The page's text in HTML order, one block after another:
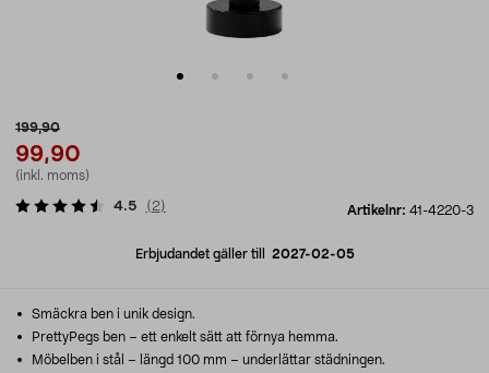
199,90
99,90
(inkl. moms)
Artikelnr: 41-4220-3
4.5 ( 2)
Erbjudandet gäller till 2027-02-05
Smäckra ben i unik design.
PrettyPegs ben – ett enkelt sätt att förnya hemma.
Möbelben i stål – längd 100 mm – underlättar städningen.